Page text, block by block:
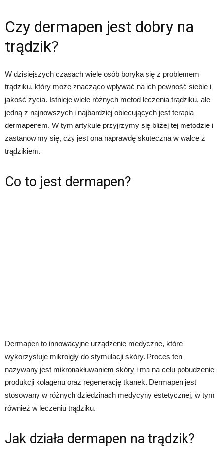
Czy dermapen jest dobry na
trądzik?
W dzisiejszych czasach wiele osób boryka się z problemem
trądziku, który może znacząco wpływać na ich pewność siebie i
jakość życia. Istnieje wiele różnych metod leczenia trądziku, ale
jedną z najnowszych i najbardziej obiecujących jest terapia
dermapenem. W tym artykule przyjrzymy się bliżej tej metodzie i
zastanowimy się, czy jest ona naprawdę skuteczna w walce z
trądzikiem.
Co to jest dermapen?
Dermapen to innowacyjne urządzenie medyczne, które
wykorzystuje mikroigły do stymulacji skóry. Proces ten
nazywany jest mikronakłuwaniem skóry i ma na celu pobudzenie
produkcji kolagenu oraz regenerację tkanek. Dermapen jest
stosowany w różnych dziedzinach medycyny estetycznej, w tym
również w leczeniu trądziku.
Jak działa dermapen na trądzik?